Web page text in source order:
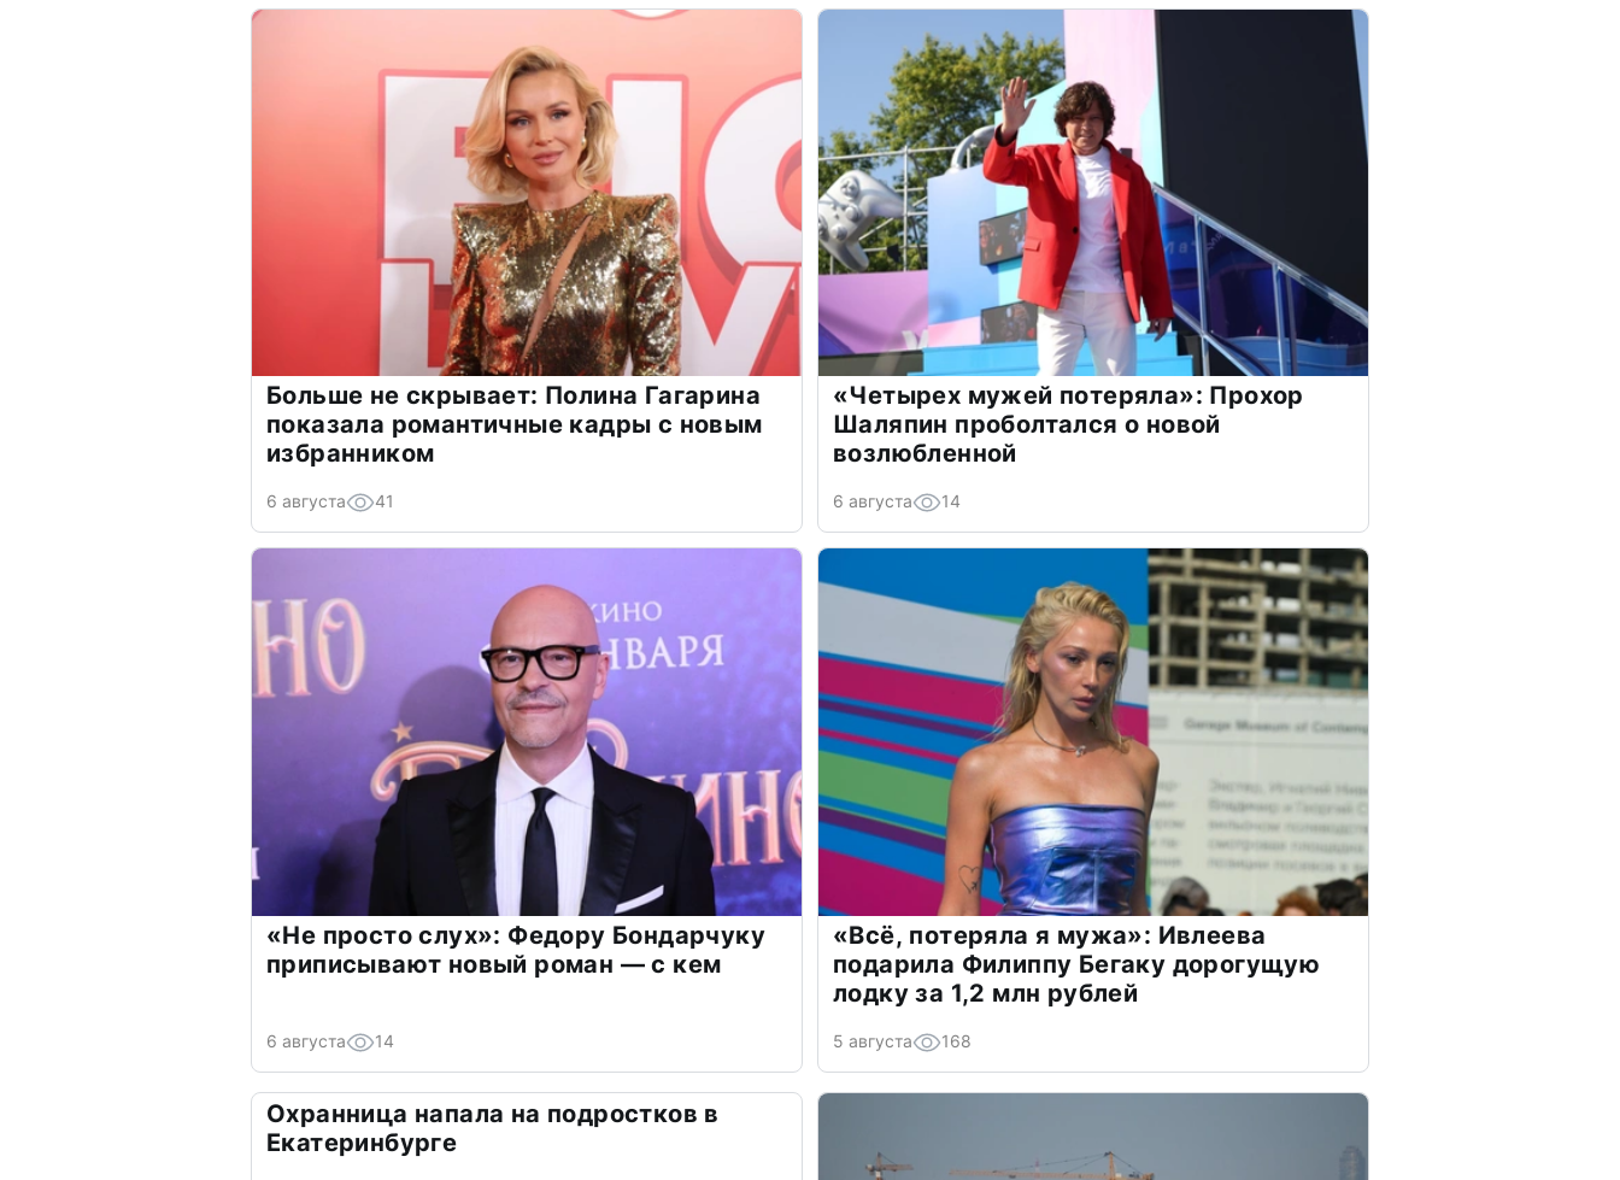
Больше не скрывает: Полина Гагарина
показала романтичные кадры с новым
избранником
6 августа 41
«Четырех мужей потеряла»: Прохор
Шаляпин проболтался о новой
возлюбленной
6 августа 14
«Не просто слух»: Федору Бондарчуку
приписывают новый роман — с кем
6 августа 14
«Всё, потеряла я мужа»: Ивлеева
подарила Филиппу Бегаку дорогущую
лодку за 1,2 млн рублей
5 августа 168
Охранница напала на подростков в
Екатеринбурге